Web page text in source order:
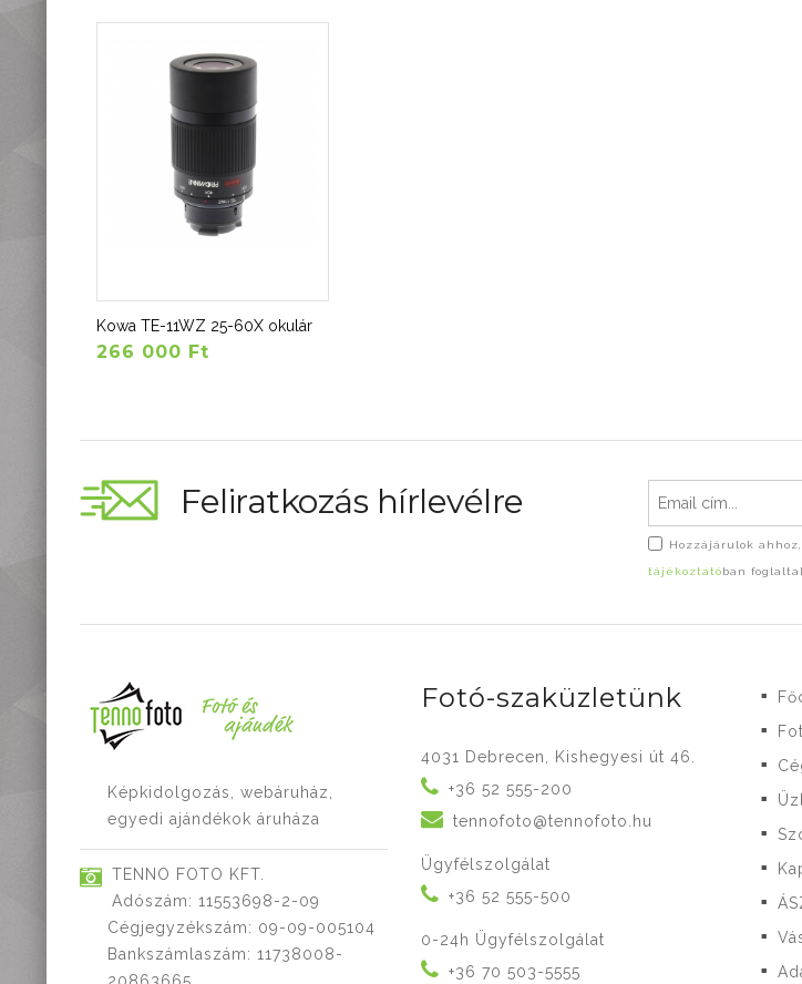
Kowa TE-11WZ 25-60X okulár
266 000 Ft
Feliratkozás hírlevélre
Hozzájárulok
tájékoztatóban
Képkidolgozás, webáruház,
egyedi ajándékok áruháza
TENNO FOTO KFT.
Adószám: 11553698-2-09
Cégjegyzékszám: 09-09-005104
Bankszámlaszám: 11738008-
Fotó-szaküzletünk
4031 Debrecen, Kishegyesi út 46.
+36 52 555-200
tennofoto@tennofoto.hu
Ügyfélszolgálat
+36 52 555-500
0-24h Ügyfélszolgálat
+36 70 503-5555
■
■
■
■
■
■
■
■
■